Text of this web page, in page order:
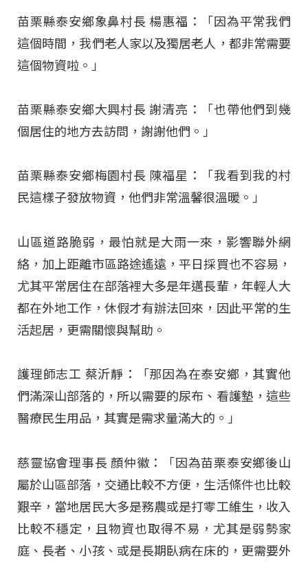
苗栗縣泰安鄉象鼻村長 楊惠福：「因為平常我們
這個時間，我們老人家以及獨居老人，都非常需要
這個物資啦。」
苗栗縣泰安鄉大興村長 謝清亮：「也帶他們到幾
個居住的地方去訪問，謝謝他們。」
苗栗縣泰安鄉梅園村長 陳福星：「我看到我的村
民這樣子發放物資，他們非常溫馨很溫暖。」
山區道路脆弱，最怕就是大雨一來，影響聯外網
絡，加上距離市區路途遙遠，平日採買也不容易，
尤其平常居住在部落裡大多是年邁長輩，年輕人大
都在外地工作，休假才有辦法回來，因此平常的生
活起居，更需關懷與幫助。
護理師志工 蔡沂靜：「那因為在泰安鄉，其實他
們滿深山部落的，所以需要的尿布、看護墊，這些
醫療民生用品，其實是需求量滿大的。」
慈靈協會理事長 顏仲徽：「因為苗栗泰安鄉後山
屬於山區部落，交通比較不方便，生活條件也比較
艱辛，當地居民大多是務農或是打零工維生，收入
比較不穩定，且物資也取得不易，尤其是弱勢家
庭、長者、小孩、或是長期臥病在床的，更需要外